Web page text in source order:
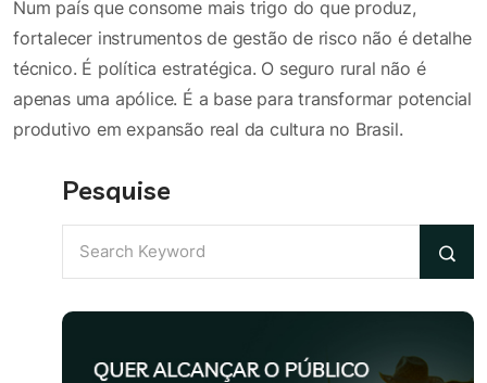
Num país que consome mais trigo do que produz,
fortalecer instrumentos de gestão de risco não é detalhe
técnico. É política estratégica. O seguro rural não é
apenas uma apólice. É a base para transformar potencial
produtivo em expansão real da cultura no Brasil.
Pesquise